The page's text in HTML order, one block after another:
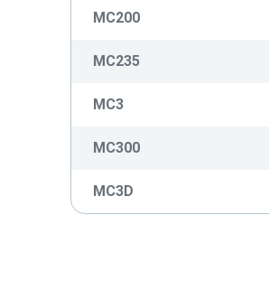
MC200
MC235
MC3
MC300
MC3D